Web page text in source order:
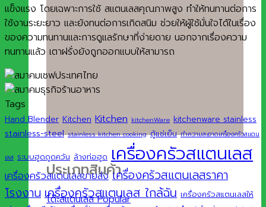
ประเภทสินค้า
โต๊ะสแตนเลส
แข็งแรง โดยเฉพาะการใช้ สแตนเลสคุณภาพสูง ทำให้ทนทานต่อการ
ใช้งานระยะยาว และยังทนต่อการเกิดสนิม ช่วยให้ผู้ใช้มั่นใจได้ในเรื่อง
ของความทนทานและการดูแลรักษาที่ง่ายดาย นอกจากเรื่องความ
ทนทานแล้ว เตาฝรั่งยังถูกออกแบบให้สามารถ
Tags
Hand Blender Kitchen Kitchen kitchenWare kitchenware stainless
stainless-steel stainless kitchen cooking ตู้แช่เย็น ทำความสะอาดเครื่องครัวสแตน
เลส ระบบฮูดดูดควัน ล้างท่อฮูด เครื่องครัวสแตนเลส
เครื่องครัวสแตนเลสขายส่ง เครื่องครัวสแตนเลสราคา
โรงงาน เครื่องครัวสแตนเลส ใกล้ฉัน เครื่องครัวสแตนเลสให้